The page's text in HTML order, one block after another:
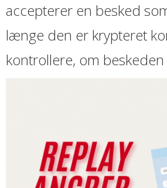
accepterer en besked
længe den er krypteret
kontrollere, om beskeden